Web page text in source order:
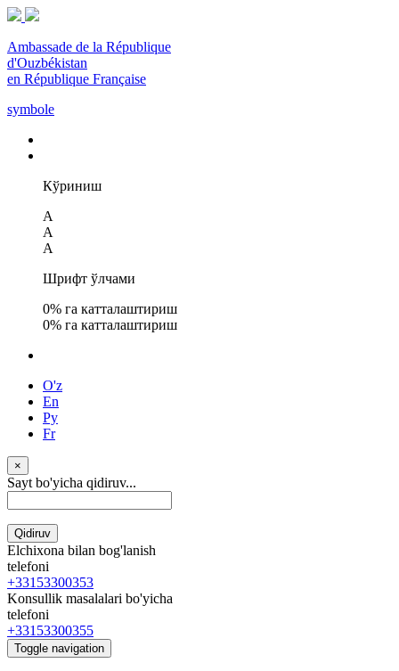
Ambassade de la République
d'Ouzbékistan
en République Française
symbole
Кўриниш
A
A
A
Шрифт ўлчами
0% га катталаштириш
0% га катталаштириш
O'z
En
Ру
Fr
×
Sayt bo'yicha qidiruv...
Qidiruv
Elchixona bilan bog'lanish
telefoni
+33153300353
Konsullik masalalari bo'yicha
telefoni
+33153300355
Toggle navigation